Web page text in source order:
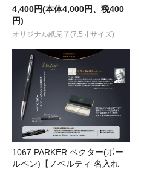
4,400円(本体4,000円、税400
円)
オリジナル紙扇子(7.5寸サイズ)
1067 PARKER ベクター(ボー
ルペン)【ノベルティ 名入れ